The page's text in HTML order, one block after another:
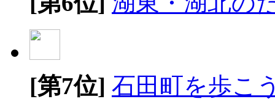
[第7位] 石田町を歩こ